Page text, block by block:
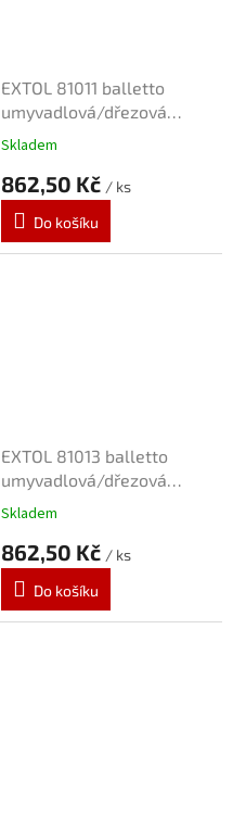
EXTOL 81011 balletto
umyvadlová/dřezová
baterie 150mm
Skladem
862,50 Kč / ks
Do košíku
EXTOL 81013 balletto
umyvadlová/dřezová
baterie 150mm
Skladem
862,50 Kč / ks
Do košíku